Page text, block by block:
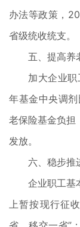
办法等政策，
省级统收统支。
五、提高养
加大企业
年基金中央调
老保险基金负担
发放。
六、稳步推
企业职工基
上暂按现行征